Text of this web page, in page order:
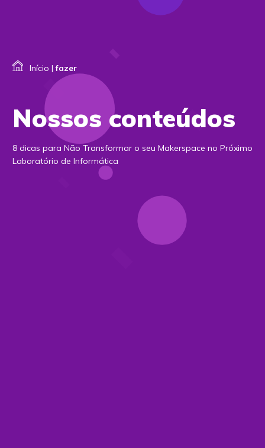
Início |fazer
Nossos conteúdos
8 dicas para Não Transformar o seu Makerspace no Próximo
Laboratório de Informática